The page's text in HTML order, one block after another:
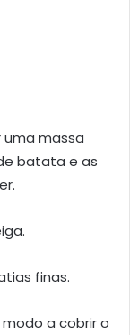
massa
batata e as
finas.
a cobrir o